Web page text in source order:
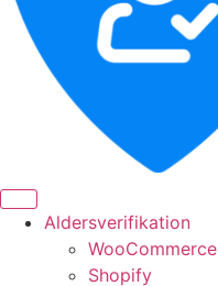
Aldersverifikation
WooCommerce
Shopify